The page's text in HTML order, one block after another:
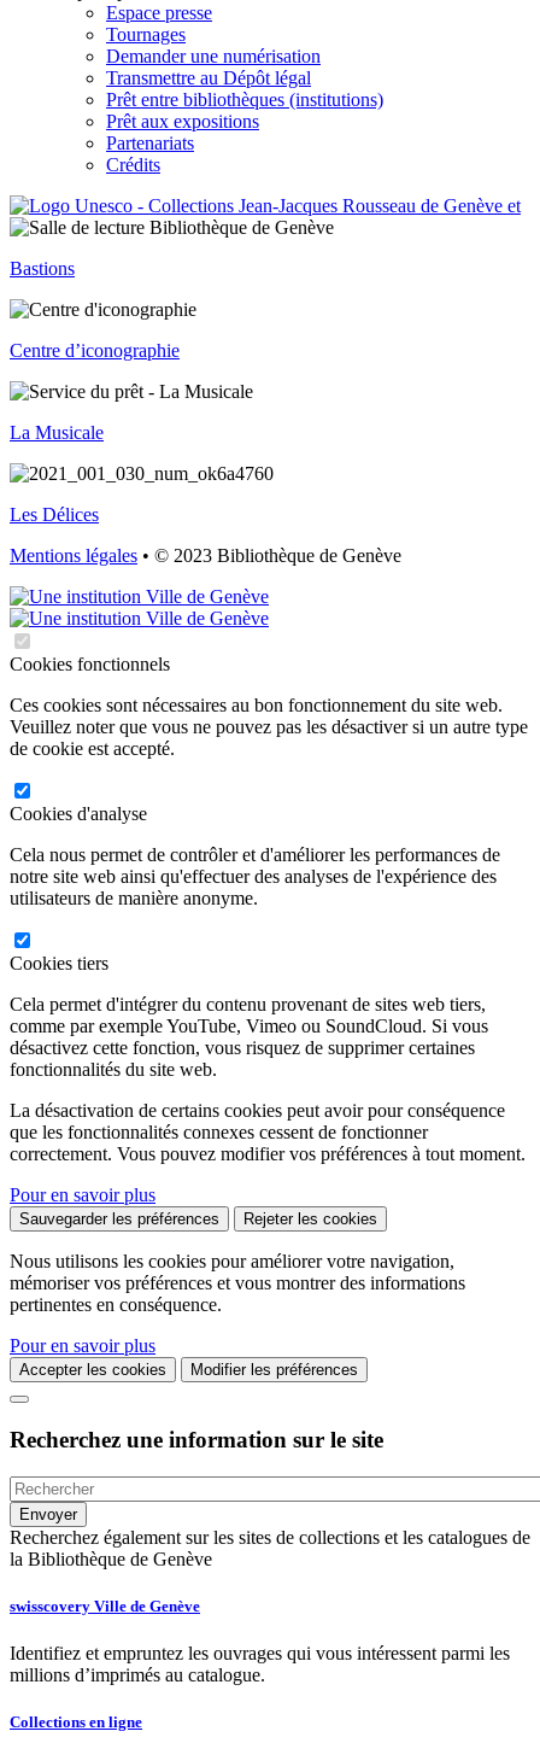
Espace presse
Tournages
Demander une numérisation
Transmettre au Dépôt légal
Prêt entre bibliothèques (institutions)
Prêt aux expositions
Partenariats
Crédits
Bastions
Centre d’iconographie
La Musicale
Les Délices
Mentions légales • © 2023 Bibliothèque de Genève
Cookies fonctionnels
Ces cookies sont nécessaires au bon fonctionnement du site web.
Veuillez noter que vous ne pouvez pas les désactiver si un autre type
de cookie est accepté.
Cookies d'analyse
Cela nous permet de contrôler et d'améliorer les performances de
notre site web ainsi qu'effectuer des analyses de l'expérience des
utilisateurs de manière anonyme.
Cookies tiers
Cela permet d'intégrer du contenu provenant de sites web tiers,
comme par exemple YouTube, Vimeo ou SoundCloud. Si vous
désactivez cette fonction, vous risquez de supprimer certaines
fonctionnalités du site web.
La désactivation de certains cookies peut avoir pour conséquence
que les fonctionnalités connexes cessent de fonctionner
correctement. Vous pouvez modifier vos préférences à tout moment.
Pour en savoir plus
Sauvegarder les préférences Rejeter les cookies
Nous utilisons les cookies pour améliorer votre navigation,
mémoriser vos préférences et vous montrer des informations
pertinentes en conséquence.
Pour en savoir plus
Accepter les cookies Modifier les préférences
Recherchez une information sur le site
Recherchez également sur les sites de collections et les catalogues de
la Bibliothèque de Genève
swisscovery Ville de Genève
Identifiez et empruntez les ouvrages qui vous intéressent parmi les
millions d’imprimés au catalogue.
Collections en ligne